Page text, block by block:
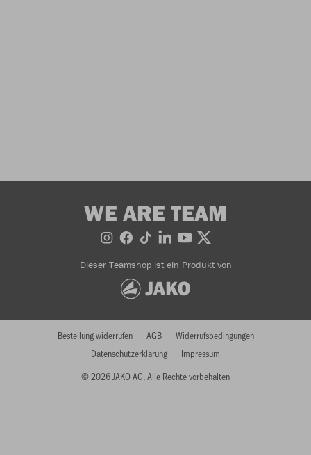
WE ARE TEAM
Dieser Teamshop ist ein Produkt von
© 2026 JAKO AG, Alle Rechte vorbehalten
Bestellung widerrufen AGB
Widerrufsbedingungen
Datenschutzerklärung
Impressum